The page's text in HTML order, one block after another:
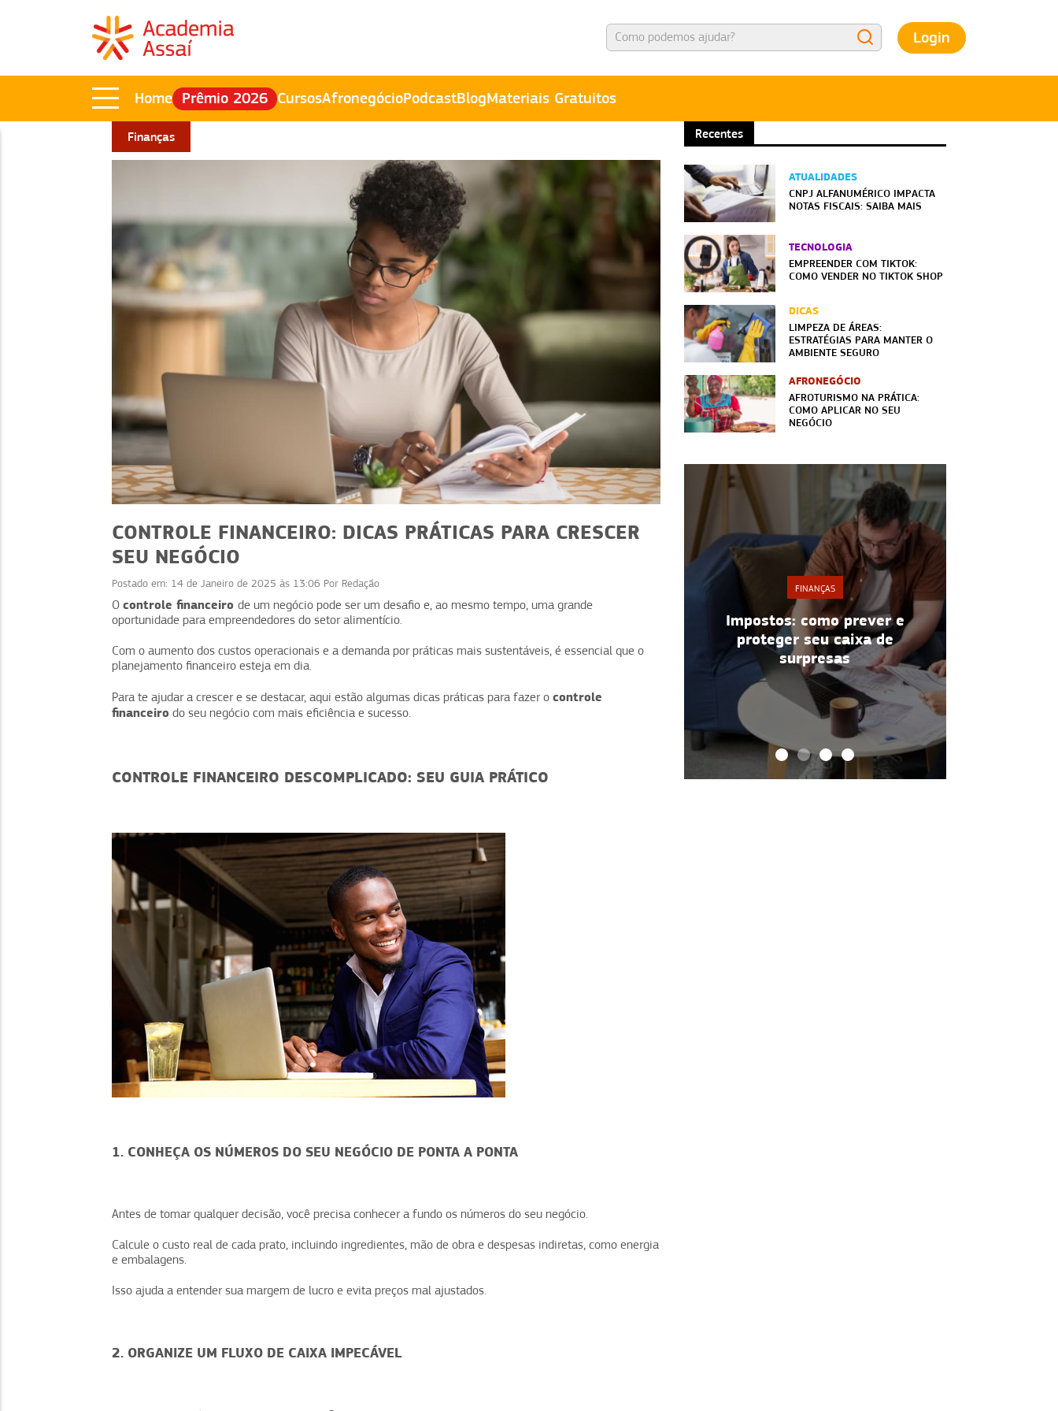
Login
Home Prêmio 2026 CursosAfronegócioPodcastBlogMateriais Gratuitos
Finanças
CONTROLE FINANCEIRO: DICAS PRÁTICAS PARA CRESCER
SEU NEGÓCIO
Postado em: 14 de Janeiro de 2025 às 13:06 Por Redação
O controle financeiro de um negócio pode ser um desafio e, ao mesmo tempo, uma grande
oportunidade para empreendedores do setor alimentício.
Com o aumento dos custos operacionais e a demanda por práticas mais sustentáveis, é essencial que o
planejamento financeiro esteja em dia.
Para te ajudar a crescer e se destacar, aqui estão algumas dicas práticas para fazer o controle
financeiro do seu negócio com mais eficiência e sucesso.
CONTROLE FINANCEIRO DESCOMPLICADO: SEU GUIA PRÁTICO
1. CONHEÇA OS NÚMEROS DO SEU NEGÓCIO DE PONTA A PONTA
Antes de tomar qualquer decisão, você precisa conhecer a fundo os números do seu negócio.
Calcule o custo real de cada prato, incluindo ingredientes, mão de obra e despesas indiretas, como energia
e embalagens.
Isso ajuda a entender sua margem de lucro e evita preços mal ajustados.
2. ORGANIZE UM FLUXO DE CAIXA IMPECÁVEL
Recentes
ATUALIDADES
CNPJ ALFANUMÉRICO IMPACTA
NOTAS FISCAIS: SAIBA MAIS
TECNOLOGIA
EMPREENDER COM TIKTOK:
COMO VENDER NO TIKTOK SHOP
DICAS
LIMPEZA DE ÁREAS:
ESTRATÉGIAS PARA MANTER O
AMBIENTE SEGURO
AFRONEGÓCIO
AFROTURISMO NA PRÁTICA:
COMO APLICAR NO SEU
NEGÓCIO
financeiro: menos
mais organização
FINANÇAS
Cartão de crédito: aliado ou
vilão do caixa?
surpresas
FINANÇAS
Lucro: 7 estratégias para
melhorar resultados do
negócio